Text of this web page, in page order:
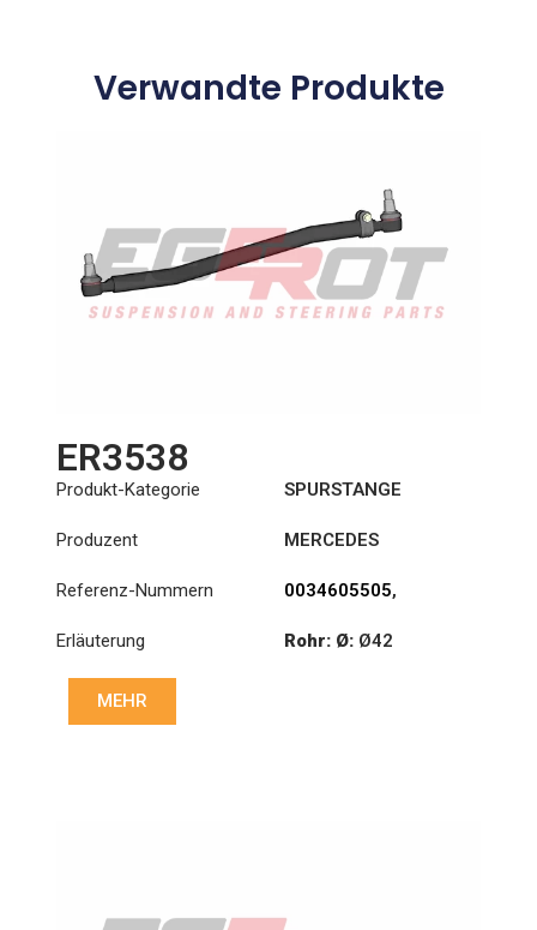
Verwandte Produkte
ER3538
Produkt-Kategorie SPURSTANGE
Produzent MERCEDES
Referenz-Nummern 0034605505,
0034608305
Erläuterung Rohr: Ø: Ø42
MEHR